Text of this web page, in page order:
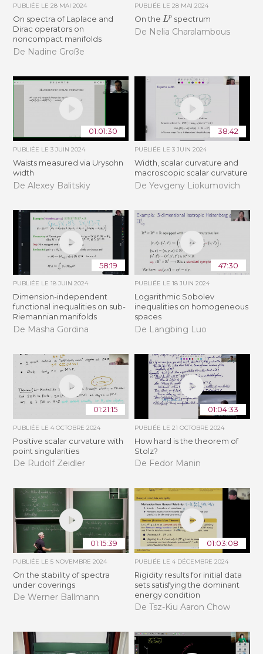
PUBLIÉE LE28 MAI 2024
On spectra of Laplace and
Dirac operators on
noncompact manifolds
De Nadine Große
PUBLIÉE LE 28 MAI 2024
On the Lpspectrum
De Nelia Charalambous
01:01:30
PUBLIÉE LE3 JUIN 2024
Waists measured via Urysohn
width
De Alexey Balitskiy
38:42
PUBLIÉE LE 3 JUIN 2024
Width, scalar curvature and
macroscopic scalar curvature
De Yevgeny Liokumovich
58:19
PUBLIÉE LE18 JUIN 2024
Dimension-independent
functional inequalities on sub-
Riemannian manifolds
De Masha Gordina
47:30
PUBLIÉE LE 18 JUIN 2024
Logarithmic Sobolev
inequalities on homogeneous
spaces
De Langbing Luo
01:21:15
PUBLIÉE LE4 OCTOBRE 2024
Positive scalar curvature with
point singularities
De Rudolf Zeidler
01:04:33
PUBLIÉE LE 21 OCTOBRE 2024
How hard is the theorem of
Stolz?
De Fedor Manin
01:15:39
PUBLIÉE LE5 NOVEMBRE 2024
On the stability of spectra
under coverings
De Werner Ballmann
01:03:08
PUBLIÉE LE 4 DÉCEMBRE 2024
Rigidity results for initial data
sets satisfying the dominant
energy condition
De Tsz-Kiu Aaron Chow